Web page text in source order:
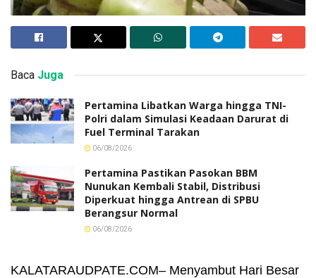
Baca Juga
Pertamina Libatkan Warga hingga TNI-
Polri dalam Simulasi Keadaan Darurat di
Fuel Terminal Tarakan
06/08/2026
Pertamina Pastikan Pasokan BBM
Nunukan Kembali Stabil, Distribusi
Diperkuat hingga Antrean di SPBU
Berangsur Normal
06/08/2026
KALATARAUDPATE.COM– Menyambut Hari Besar